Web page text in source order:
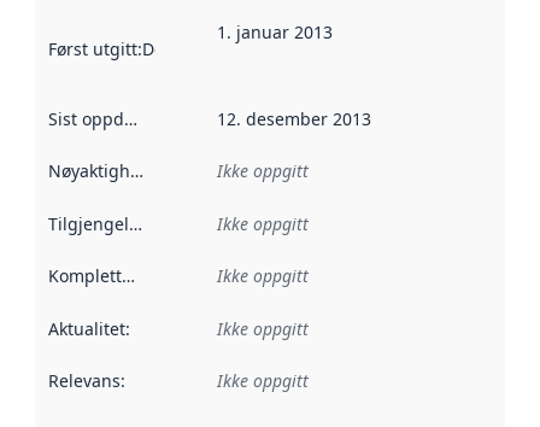
Først utgitt:Denne datoen sier når dataene i dette
1. januar 2013
Sist oppdatert 12. desember 2013
Nøyaktighet Ikke oppgitt
Tilgjengelighet Ikke oppgitt
Kompletthet Ikke oppgitt
Aktualitet: Ikke oppgitt
Relevans: Ikke oppgitt